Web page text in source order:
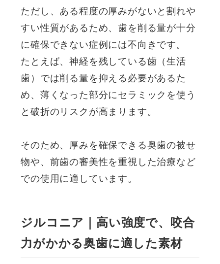
ただし、ある程度の厚みがないと割れや
すい性質があるため、歯を削る量が十分
に確保できない症例には不向きです。
たとえば、神経を残している歯（生活
歯）では削る量を抑える必要があるた
め、薄くなった部分にセラミックを使う
と破折のリスクが高まります。
そのため、厚みを確保できる奥歯の被せ
物や、前歯の審美性を重視した治療など
での使用に適しています。
ジルコニア｜高い強度で、咬合
力がかかる奥歯に適した素材